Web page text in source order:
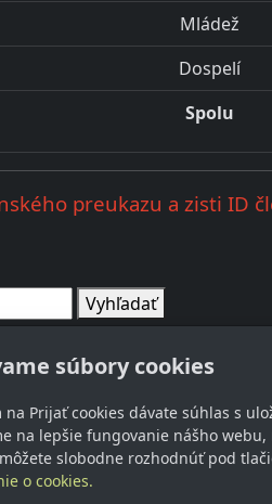
Mládež
Dospelí
Spolu
preukazu a zisti ID
Vyhľadať
Kontakt
súbory cookies
Prijať cookies dávate súhlas s
na lepšie fungovanie nášho
slobodne rozhodnúť pod
o cookies.